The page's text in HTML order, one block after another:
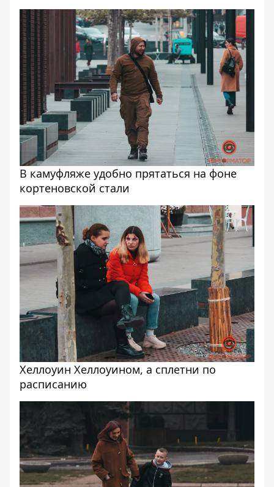
В камуфляже удобно прятаться на фоне
кортеновской стали
Хеллоуин Хеллоуином, а сплетни по
расписанию